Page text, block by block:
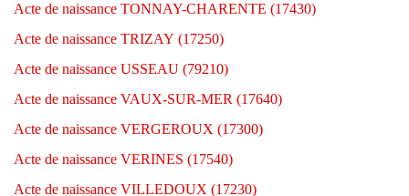
Acte de naissance TONNAY-CHARENTE (17430)
Acte de naissance TRIZAY (17250)
Acte de naissance USSEAU (79210)
Acte de naissance VAUX-SUR-MER (17640)
Acte de naissance VERGEROUX (17300)
Acte de naissance VERINES (17540)
Acte de naissance VILLEDOUX (17230)